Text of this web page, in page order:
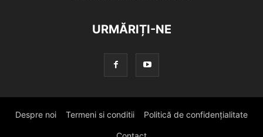
URMĂRIȚI-NE
Despre noi Termeni si conditii Politică de confidențialitate